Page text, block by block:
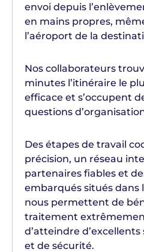
envoi depuis
en mains propres,
l’aéroport de la
Nos collaborateurs
minutes l’itinéraire le
efficace et s’occupent
questions
Des étapes de travail
précision, un réseau
partenaires fiables et
embarqués situés dans
nous permettent de
traitement
d’atteindre
et de sécurité.